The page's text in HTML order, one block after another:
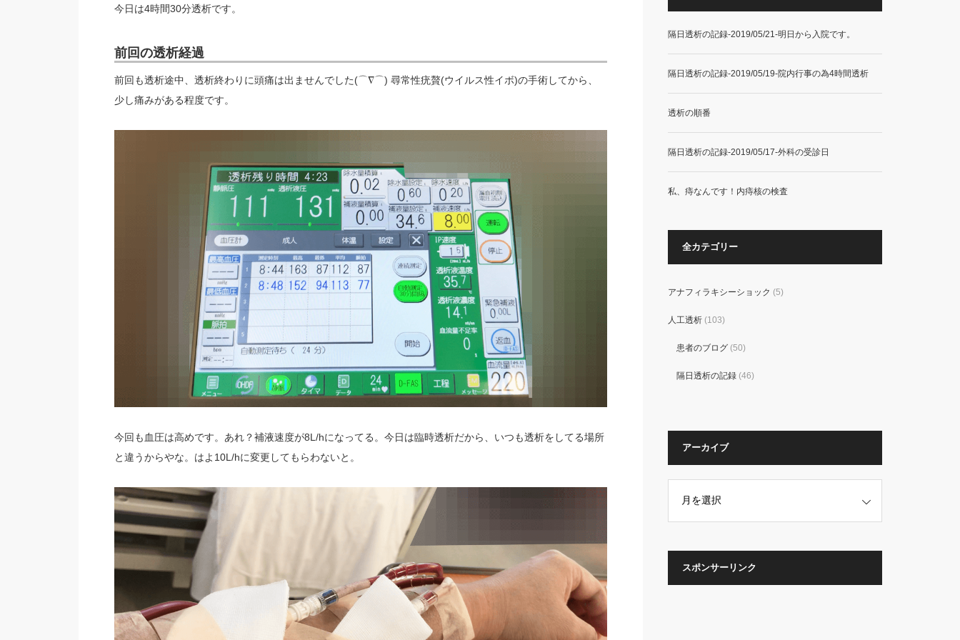
今日は4時間30分透析です。
前回の透析経過
前回も透析途中、透析終わりに頭痛は出ませんでした(⌒∇⌒) 尋常性疣贅(ウイルス性イボ)の手術してから、
少し痛みがある程度です。
今回も血圧は高めです。あれ？補液速度が8L/hになってる。今日は臨時透析だから、いつも透析をしてる場所
と違うからやな。はよ10L/hに変更してもらわないと。
隔日透析の記録-2019/05/21-明日から入院です。
隔日透析の記録-2019/05/19-院内行事の為4時間透析
透析の順番
隔日透析の記録-2019/05/17-外科の受診日
私、痔なんです！内痔核の検査
全カテゴリー
アナフィラキシーショック (5)
人工透析(103)
患者のブログ(50)
隔日透析の記録(46)
アーカイブ
スポンサーリンク